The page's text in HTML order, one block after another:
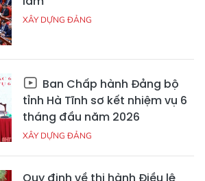
XÂY DỰNG ĐẢNG
Ban Chấp hành Đảng bộ
tỉnh Hà Tĩnh sơ kết nhiệm vụ 6
tháng đầu năm 2026
XÂY DỰNG ĐẢNG
Quy định về thi hành Điều lệ